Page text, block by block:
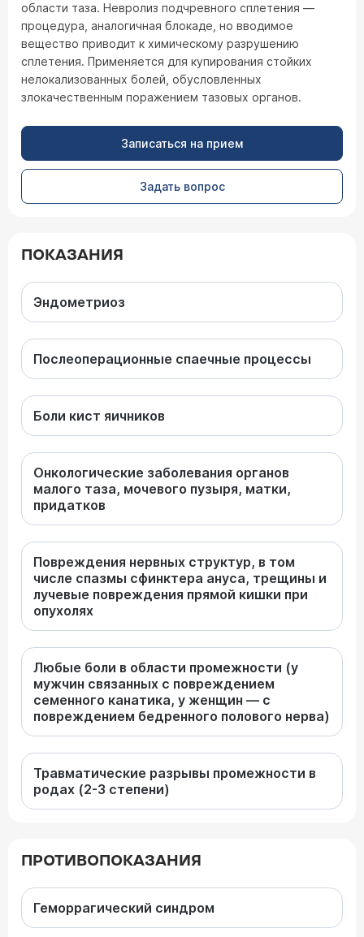
области таза. Невролиз подчревного сплетения —
процедура, аналогичная блокаде, но вводимое
вещество приводит к химическому разрушению
сплетения. Применяется для купирования стойких
нелокализованных болей, обусловленных
злокачественным поражением тазовых органов.
Записаться на прием
Задать вопрос
ПОКАЗАНИЯ
Эндометриоз
Послеоперационные спаечные процессы
Боли кист яичников
Онкологические заболевания органов
малого таза, мочевого пузыря, матки,
придатков
Повреждения нервных структур, в том
числе спазмы сфинктера ануса, трещины и
лучевые повреждения прямой кишки при
опухолях
Любые боли в области промежности (у
мужчин связанных с повреждением
семенного канатика, у женщин — с
повреждением бедренного полового нерва)
Травматические разрывы промежности в
родах (2-3 степени)
ПРОТИВОПОКАЗАНИЯ
Геморрагический синдром